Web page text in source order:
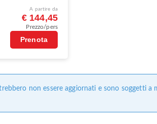
A partire da
€ 144,45
Prezzo/pers
Prenota
non essere aggiornati e sono soggetti a